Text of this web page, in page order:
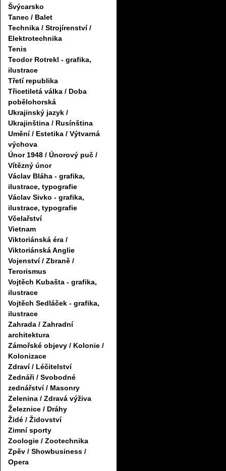
Švýcarsko
Tanec / Balet
Technika / Strojírenství /
Elektrotechnika
Tenis
Teodor Rotrekl - grafika,
ilustrace
Třetí republika
Třicetiletá válka / Doba
pobělohorská
Ukrajinský jazyk /
Ukrajinština / Rusínština
Umění / Estetika / Výtvarná
výchova
Únor 1948 / Únorový puč /
Vítězný únor
Václav Bláha - grafika,
ilustrace, typografie
Václav Sivko - grafika,
ilustrace, typografie
Včelařství
Vietnam
Viktoriánská éra /
Viktoriánská Anglie
Vojenství / Zbraně /
Terorismus
Vojtěch Kubašta - grafika,
ilustrace
Vojtěch Sedláček - grafika,
ilustrace
Zahrada / Zahradní
architektura
Zámořské objevy / Kolonie /
Kolonizace
Zdraví / Léčitelství
Zednáři / Svobodné
zednářství / Masonry
Zelenina / Zdravá výživa
Železnice / Dráhy
Židé / Židovství
Zimní sporty
Zoologie / Zootechnika
Zpěv / Showbusiness /
Opera